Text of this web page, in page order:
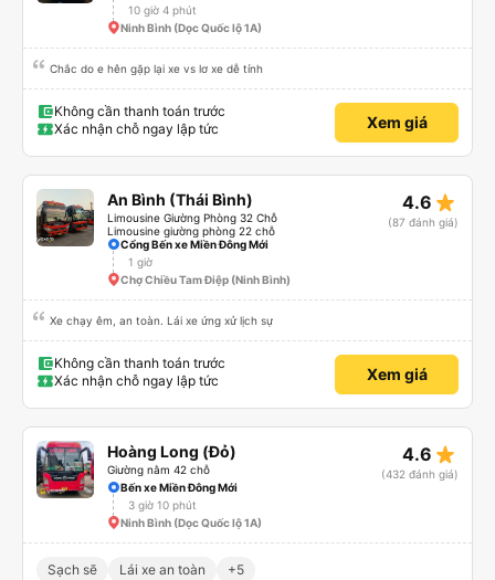
10 giờ 4 phút
Ninh Bình (Dọc Quốc lộ 1A)
Chắc do e hên gặp lại xe vs lơ xe dễ tính
Không cần thanh toán trước
Xác nhận chỗ ngay lập tức
Xem giá
An Bình (Thái Bình)
Limousine Giường Phòng 32 Chỗ
Limousine giường phòng 22 chỗ
4.6 star_rate
(87 đánh giá)
Cổng Bến xe Miền Đông Mới
1 giờ
Chợ Chiều Tam Điệp (Ninh Bình)
Xe chạy êm, an toàn. Lái xe ứng xử lịch sự
Không cần thanh toán trước
Xác nhận chỗ ngay lập tức
Xem giá
Hoàng Long (Đỏ)
Giường nằm 42 chỗ
4.6 star_rate
(432 đánh giá)
Bến xe Miền Đông Mới
3 giờ 10 phút
Ninh Bình (Dọc Quốc lộ 1A)
Sạch sẽ Lái xe an toàn +5